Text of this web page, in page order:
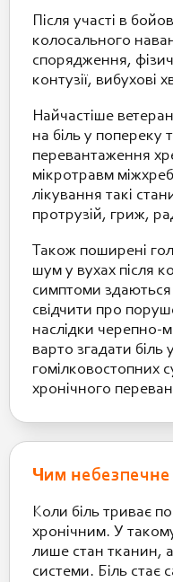
Після участі в
колосального
спорядження,
контузії, вибухові
Найчастіше
на біль у попереку
перевантаження
мікротравм
лікування такі
протрузій, гриж,
Також поширені
шум у вухах після
симптоми
свідчити про
наслідки черепно-
варто згадати біль
гомілковостопних
хронічного
Чим
Коли біль триває
хронічним. У
лише стан тканин,
системи. Біль